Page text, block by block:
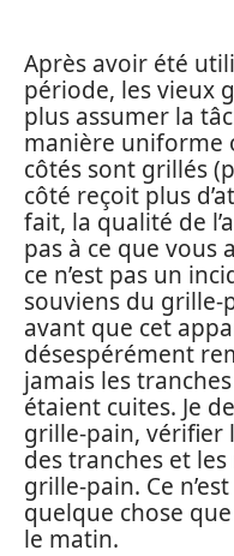
Après avoir été
période, les vieux
plus assumer la
manière uniforme
côtés sont grillés
côté reçoit plus
fait, la qualité de
pas à ce que vous
ce n’est pas un
souviens du grille-
avant que cet
désespérément
jamais les
étaient cuites. Je
grille-pain, vérifier
des tranches et
grille-pain. Ce
quelque chose
le matin.